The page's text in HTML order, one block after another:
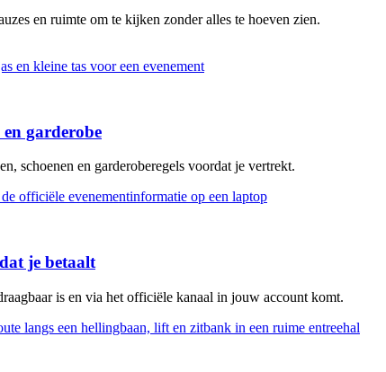
en ruimte om te kijken zonder alles te hoeven zien.
garderobe
schoenen en garderoberegels voordat je vertrekt.
je betaalt
is en via het officiële kanaal in jouw account komt.